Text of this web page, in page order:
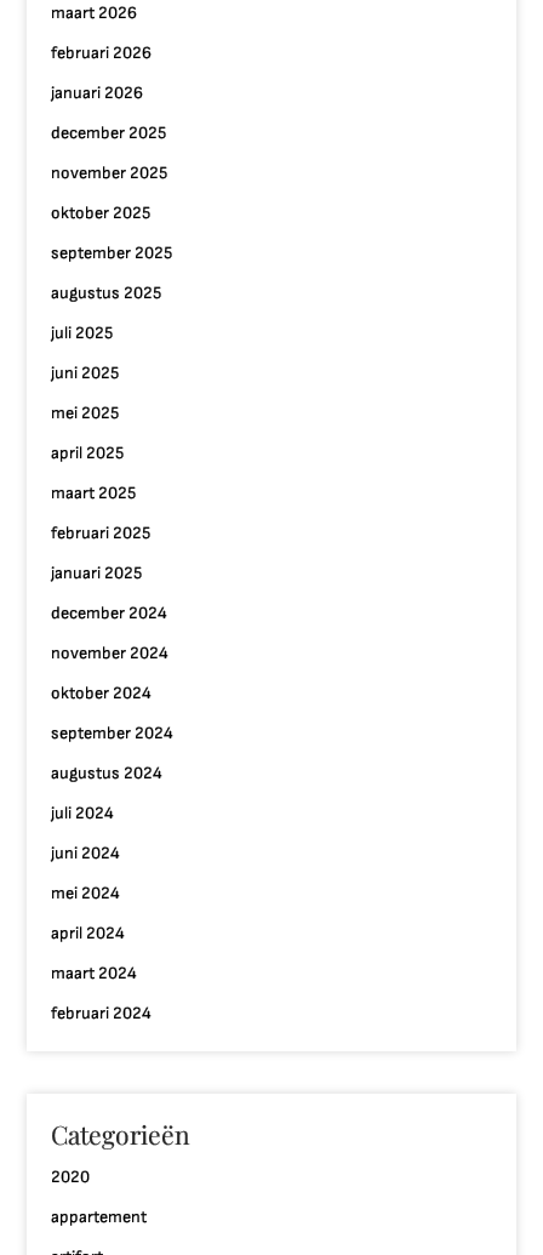
maart 2026
februari 2026
januari 2026
december 2025
november 2025
oktober 2025
september 2025
augustus 2025
juli 2025
juni 2025
mei 2025
april 2025
maart 2025
februari 2025
januari 2025
december 2024
november 2024
oktober 2024
september 2024
augustus 2024
juli 2024
juni 2024
mei 2024
april 2024
maart 2024
februari 2024
Categorieën
2020
appartement